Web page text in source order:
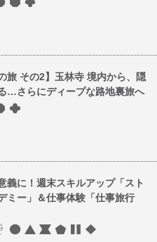
旅 その2】玉林寺 境内から、隠
…さらにディープな路地裏旅へ
義に！週末スキルアップ「スト
ミー」＆仕事体験「仕事旅行